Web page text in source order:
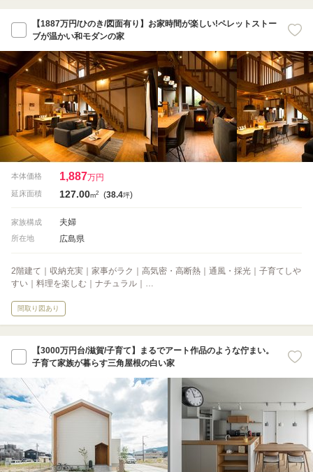
【1887万円/ひのき/図面有り】お家時間が楽しい!ペレットストー
ブが温かい和モダンの家
本体価格 1,887万円
延床面積 127.00m2 (38.4坪)
家族構成 夫婦
所在地 広島県
2階建て｜収納充実｜家事がラク｜高気密・高断熱｜通風・採光｜子育てしや
すい｜料理を楽しむ｜ナチュラル｜…
間取り図あり
【3000万円台/滋賀/子育て】まるでアート作品のような佇まい。
子育て家族が暮らす三角屋根の白い家